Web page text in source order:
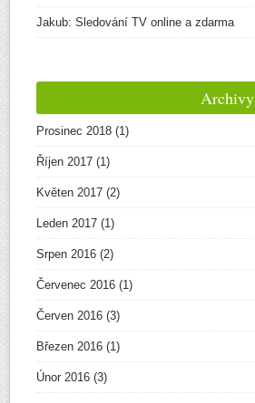
Jakub: Sledování TV online a zdarma
Archivy
Prosinec 2018 (1)
Říjen 2017 (1)
Květen 2017 (2)
Leden 2017 (1)
Srpen 2016 (2)
Červenec 2016 (1)
Červen 2016 (3)
Březen 2016 (1)
Únor 2016 (3)